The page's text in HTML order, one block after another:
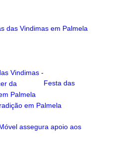
das Vindimas em Palmela
Festa das
em Palmela
assegura apoio aos